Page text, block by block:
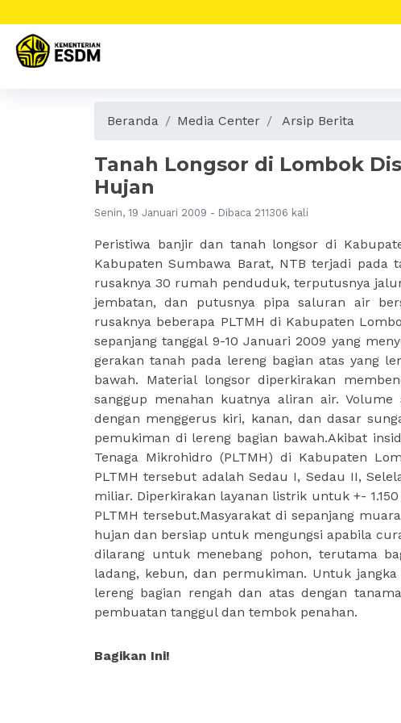
Beranda Media Center Arsip Berita
Tanah Longsor di Lombok
Hujan
Senin, 19 Januari 2009 - Dibaca 211306 kali
Peristiwa banjir dan tanah longsor di
Kabupaten Sumbawa Barat, NTB terjadi pada
rusaknya 30 rumah penduduk, terputusnya
jembatan, dan putusnya pipa saluran air
rusaknya beberapa PLTMH di Kabupaten
sepanjang tanggal 9-10 Januari 2009 yang
gerakan tanah pada lereng bagian atas yang
bawah. Material longsor diperkirakan
sanggup menahan kuatnya aliran air.
dengan menggerus kiri, kanan, dan dasar
pemukiman di lereng bagian bawah.Akibat
Tenaga Mikrohidro (PLTMH) di Kabupaten
PLTMH tersebut adalah Sedau I, Sedau II,
miliar. Diperkirakan layanan listrik untuk +-
PLTMH tersebut.Masyarakat di sepanjang
hujan dan bersiap untuk mengungsi apabila
dilarang untuk menebang pohon, terutama
ladang, kebun, dan permukiman. Untuk
lereng bagian rengah dan atas dengan
pembuatan tanggul dan tembok penahan.
Bagikan Ini!